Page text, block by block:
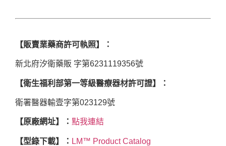
【販賣業藥商許可執照】：
新北府汐衛藥販 字第6231119356號
【衛生福利部第一等級醫療器材許可證】：
衛署醫器輸壹字第023129號
【原廠網址】： 點我連結
【型錄下載】： LM™ Product Catalog